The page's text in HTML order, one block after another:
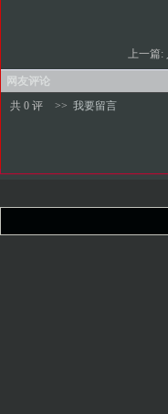
上一篇:
网友评论
共 0 评
>> 我要留言